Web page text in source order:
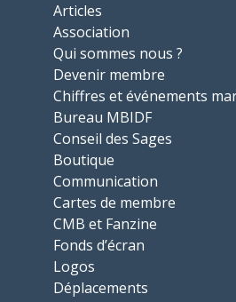
Articles
Association
Qui sommes nous ?
Devenir membre
Chiffres et événements
Bureau MBIDF
Conseil des Sages
Boutique
Communication
Cartes de membre
CMB et Fanzine
Fonds d’écran
Logos
Déplacements